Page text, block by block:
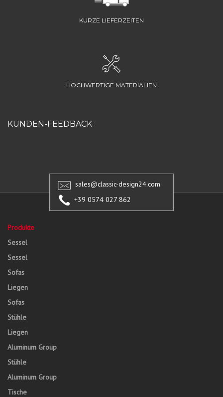
KURZE LIEFERZEITEN
HOCHWERTIGE MATERIALIEN
KUNDEN-FEEDBACK
sales@classic-design24.com
+39 0574 027 862
Produkte
Sessel
Sessel
Sofas
Liegen
Sofas
Stühle
Liegen
Aluminum Group
Stühle
Aluminum Group
Tische